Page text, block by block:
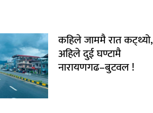
कहिले जाममै रात कट्थ्यो,
अहिले दुई घण्टामै
नारायणगढ–बुटवल !